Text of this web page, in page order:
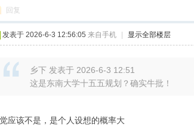
回复
发表于 2026-6-3 12:56:05 来自手机 显示全部楼层
乡下 发表于 2026-6-3 12:51
这是东南大学十五五规划？确实牛批！
应该不是，是个人设想的概率大